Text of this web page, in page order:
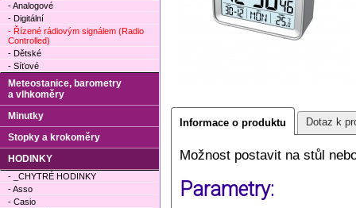
Informace o produktu Dotaz k
Možnost postavit na stůl
Parametry:
- Analogové
- Digitální
- Řízené rádiovým signálem (Radio
Controlled)
- Dětské
- Síťové
Meteostanice, barometry
a vlhkoměry
Minutky
Stopky a krokoměry
HODINKY
- _CHYTRÉ HODINKY
- Asso
- Casio